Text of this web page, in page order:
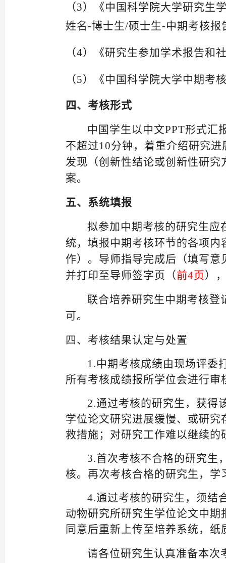
（3）
《中国科学院大学研究生
姓名-博士生/硕士生-中期考核报
（4） 《研究生参加学术报告和
（5） 《中国科学院大学中期考
四、 考核形式
中国学生以中文PPT形式汇
不超过10分钟，着重介绍研究
发现（创新性结论或创新性研
案。
五、 系统填报
拟参加中期考核的研究生应
统，填报中期考核环节的各项
作）。导师指导完成后（填写意
并打印至导师签字页（前4页）
联合培养研究生中期考核登
可。
四、考核结果认定与处置
1.中期考核成绩由现场评委
所有考核成绩报所学位会进行审
2.通过考核的研究生，获得
学位论文研究进展缓慢、或研
救措施；对研究工作难以继续
3.首次考核不合格的研究生
核。再次考核合格的研究生，
4.通过考核的研究生，须结
动物研究所研究生学位论文中
同意后重新上传至培养系统，
请各位研究生认真准备本次